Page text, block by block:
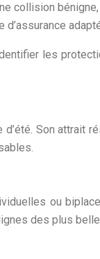
collision
les
Son attrait
ou
des plus